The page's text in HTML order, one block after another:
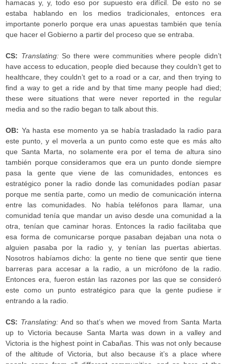
hamacas y, y, todo eso por supuesto era difícil. De esto no se
estaba hablando en los medios tradicionales, entonces era
importante ponerlo porque era unas apuestas también que tenía
que hacer el Gobierno a partir del proceso que se entraba.
CS: Translating:So there were communities where people didn’t
have access to education, people died because they couldn’t get to
healthcare, they couldn’t get to a road or a car, and then trying to
find a way to get a ride and by that time many people had died;
these were situations that were never reported in the regular
media and so the radio began to talk about this.
OB: Ya hasta ese momento ya se había trasladado la radio para
este punto, y el moverla a un punto como este que es más alto
que Santa Marta, no solamente era por el tema de altura sino
también porque consideramos que era un punto donde siempre
pasa la gente que viene de las comunidades, entonces es
estratégico poner la radio donde las comunidades podían pasar
porque me sentía parte, como un medio de comunicación interna
entre las comunidades. No había teléfonos para llamar, una
comunidad tenía que mandar un aviso desde una comunidad a la
otra, tenían que caminar horas. Entonces la radio facilitaba que
esa forma de comunicarse porque pasaban dejaban una nota o
alguien pasaba por la radio y, y tenían las puertas abiertas.
Nosotros habíamos dicho: la gente no tiene que sentir que tiene
barreras para accesar a la radio, a un micrófono de la radio.
Entonces era, fueron están las razones por las que se consideró
este como un punto estratégico para que la gente pudiese ir
entrando a la radio.
CS: Translating:And so that’s when we moved from Santa Marta
up to Victoria because Santa Marta was down in a valley and
Victoria is the highest point in Cabañas. This was not only because
of the altitude of Victoria, but also because it’s a place where